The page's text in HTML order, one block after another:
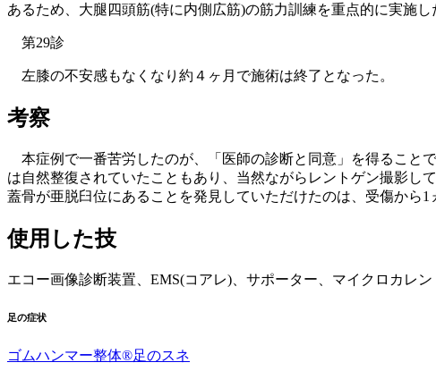
あるため、大腿四頭筋(特に内側広筋)の筋力訓練を重点的に実施し
第29診
左膝の不安感もなくなり約４ヶ月で施術は終了となった。
考察
本症例で一番苦労したのが、「医師の診断と同意」を得ること
は自然整復されていたこともあり、当然ながらレントゲン撮影し
蓋骨が亜脱臼位にあることを発見していただけたのは、受傷から1
使用した技
エコー画像診断装置、EMS(コアレ)、サポーター、マイクロカレン
足の症状
ゴムハンマー整体®️足のスネ